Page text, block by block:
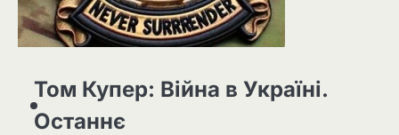
Том Купер: Війна в Україні.
Останнє